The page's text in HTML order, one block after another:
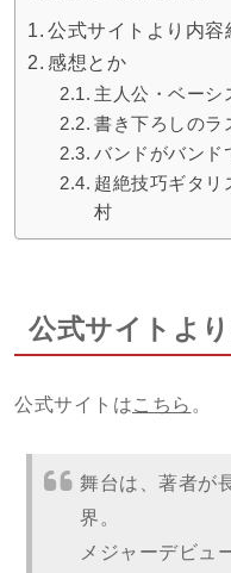
公式サイトより内容
感想とか
主人公・ベーシ
書き下ろしのラ
バンドがバンド
超絶技巧ギタリ
村
公式サイトよ
公式サイトはこちら 。
舞台は、著者が
界。
メジャーデビュ